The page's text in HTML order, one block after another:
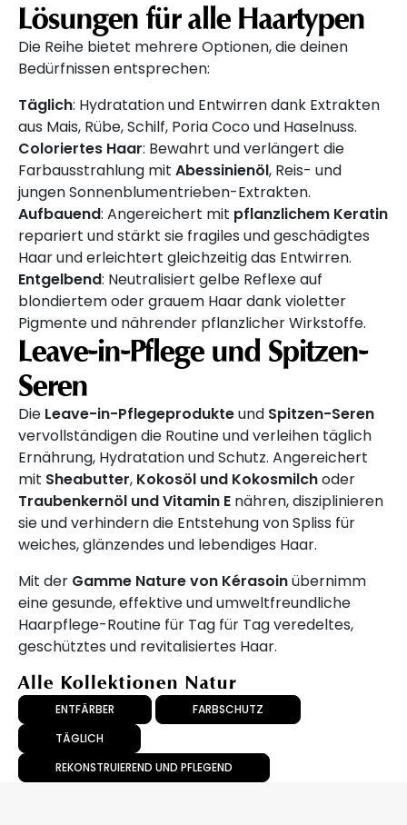
Lösungen für alle Haartypen
Die Reihe bietet mehrere Optionen, die deinen
Bedürfnissen entsprechen:
Täglich: Hydratation und Entwirren dank Extrakten
aus Mais, Rübe, Schilf, Poria Coco und Haselnuss.
Coloriertes Haar: Bewahrt und verlängert die
Farbausstrahlung mit Abessinienöl, Reis- und
jungen Sonnenblumentrieben-Extrakten.
Aufbauend: Angereichert mit pflanzlichem Keratin
repariert und stärkt sie fragiles und geschädigtes
Haar und erleichtert gleichzeitig das Entwirren.
Entgelbend: Neutralisiert gelbe Reflexe auf
blondiertem oder grauem Haar dank violetter
Pigmente und nährender pflanzlicher Wirkstoffe.
Leave-in-Pflege und Spitzen-
Seren
Die Leave-in-Pflegeprodukteund Spitzen-Seren
vervollständigen die Routine und verleihen täglich
Ernährung, Hydratation und Schutz. Angereichert
mit Sheabutter, Kokosöl und Kokosmilchoder
Traubenkernöl und Vitamin E nähren, disziplinieren
sie und verhindern die Entstehung von Spliss für
weiches, glänzendes und lebendiges Haar.
Mit der Gamme Nature von Kérasoinübernimm
eine gesunde, effektive und umweltfreundliche
Haarpflege-Routine für Tag für Tag veredeltes,
geschütztes und revitalisiertes Haar.
Alle Kollektionen Natur
ENTFÄRBER
FARBSCHUTZ
TÄGLICH
REKONSTRUIEREND UND PFLEGEND